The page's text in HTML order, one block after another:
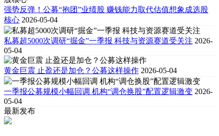
强势反弹！公募“抱团”业绩股 赚钱能力取代估值想象成选股
核心 2026-05-04
私募超5000次调研“掘金”一季报 科技与资源赛道受关注 2026-
05-04
黄金巨震 止盈还是加仓？公募这样操作 2026-05-04
一季报公募规模小幅回调 机构“调仓换股”配置逻辑激变 2026-
05-04
最新发布